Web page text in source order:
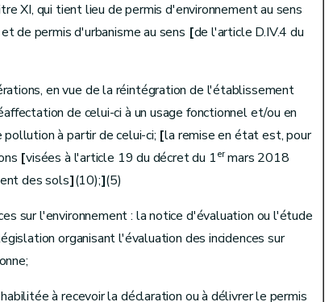
en l'absence d'infraction
XI, qui tient lieu de permis d'environnement au sens
de permis d'urbanisme au sens [de l'article D.IV.4 du
en vue de la réintégration de l'établissement
de celui-ci à un usage fonctionnel et/ou en
à partir de celui-ci; [la remise en état est, pour
[visées à l'article 19 du décret du 1ermars 2018
des sols](10);](5)
sur l'environnement : la notice d'évaluation ou l'étude
organisant l'évaluation des incidences sur
à recevoir la déclaration ou à délivrer le permis